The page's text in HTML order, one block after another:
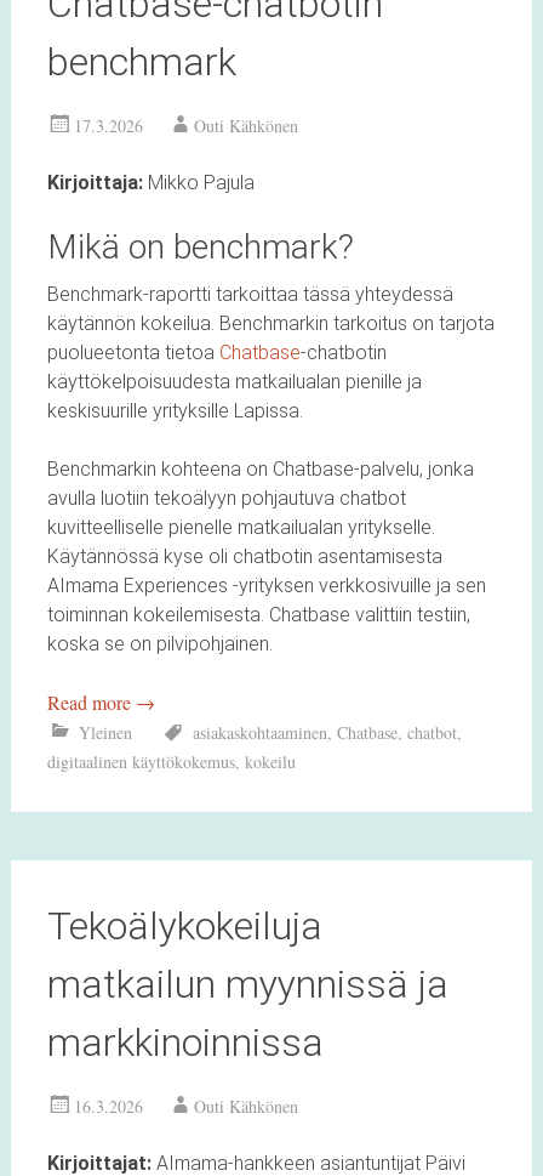
benchmark
17.3.2026 Outi Kähkönen
Kirjoittaja: Mikko Pajula
Mikä on benchmark?
Benchmark-raportti tarkoittaa tässä yhteydessä
käytännön kokeilua. Benchmarkin tarkoitus on tarjota
puolueetonta tietoa Chatbase-chatbotin
käyttökelpoisuudesta matkailualan pienille ja
keskisuurille yrityksille Lapissa.
Benchmarkin kohteena on Chatbase-palvelu, jonka
avulla luotiin tekoälyyn pohjautuva chatbot
kuvitteelliselle pienelle matkailualan yritykselle.
Käytännössä kyse oli chatbotin asentamisesta
AImama Experiences -yrityksen verkkosivuille ja sen
toiminnan kokeilemisesta. Chatbase valittiin testiin,
koska se on pilvipohjainen.
Read more →
Yleinen asiakaskohtaaminen, Chatbase, chatbot,
digitaalinen käyttökokemus, kokeilu
Tekoälykokeiluja
matkailun myynnissä ja
markkinoinnissa
16.3.2026 Outi Kähkönen
Kirjoittajat: AImama-hankkeen asiantuntijat Päivi